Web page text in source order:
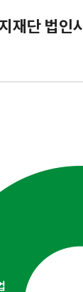
단 법인